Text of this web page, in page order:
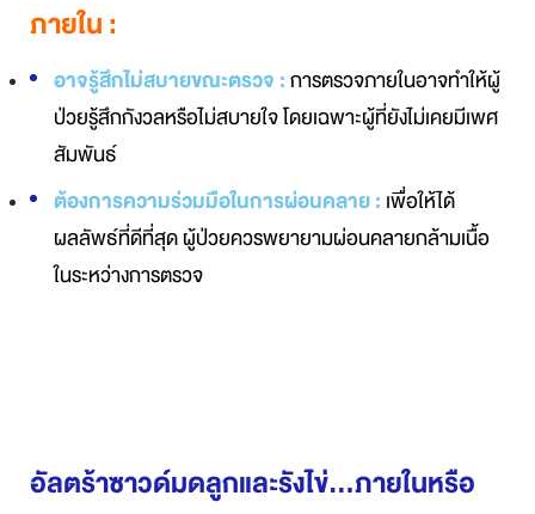
ภายใน :
อาจรู้สึกไม่สบายขณะตรวจ :การตรวจภายในอาจทำให้ผู้
ป่วยรู้สึกกังวลหรือไม่สบายใจ โดยเฉพาะผู้ที่ยังไม่เคยมีเพศ
สัมพันธ์
ต้องการความร่วมมือในการผ่อนคลาย : เพื่อให้ได้
ผลลัพธ์ที่ดีที่สุด ผู้ป่วยควรพยายามผ่อนคลายกล้ามเนื้อ
ในระหว่างการตรวจ
อัลตร้าซาวด์มดลูกและรังไข่...ภายในหรือ